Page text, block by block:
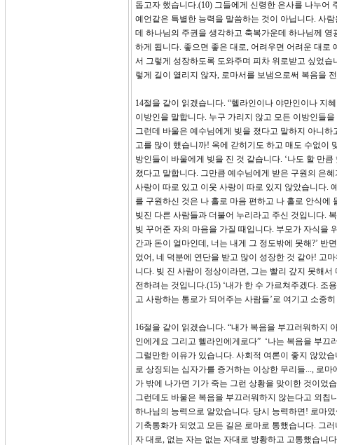
돕고자 했습니다.(10) 그들에게 신령한 은사를 나누어
예언같은 특별한 능력을 말씀하는 것이 아닙니다. 사
데 하나님의 주권을 생각하고 축복가운데 하나님께
하게 됩니다. 좋으면 좋은 대로, 어려우면 어려운 대로
서 그렇게 성장하도록 도와주며 피차 위로받고 싶었
렇게 길이 열리지 않자, 로마서를 보냄으로써 복음을
14절을 같이 읽겠습니다. “헬라인이나 야만인이나 지
이방인을 말합니다. 누구 가리지 않고 모든 이방인들
그런데 바울은 예수님에게 빚을 졌다고 말하지 아니
고를 많이 했습니까! 옥에 갇히기도 하고 매도 수없이
방인들이 바울에게 빚을 진 것 같습니다. ‘나도 할 만
졌다고 말합니다. 그만큼 예수님에게 받은 구원의 은
사랑이 따로 있고 이웃 사랑이 따로 있지 않았습니다.
를 구원하신 것은 나 홀로 마음 편하고 나 홀로 안식
빚진 다른 사람들과 더불어 누리라고 주신 것입니다.
빚 꾸어준 자의 마음을 가질 때입니다. 부모가 자식을
간과 돈이 얼마인데, 너는 내게 그 정도밖에 못해?’ 반
었어, 네 덕분에 연단을 받고 많이 성장한 것 같아! 고
니다. 빚 진 사람이 정상이라면, 그는 빨리 갚지 못해
전하려는 것입니다.(15) ‘내가 한 수 가르쳐주겠다. 조
고 사랑하는 통로가 되어주는 사람들’로 여기고 소중
16절을 같이 읽겠습니다. “내가 복음을 부끄러워하지
인에게요 그리고 헬라인에게로다” ‘나는 복음을 부끄
그럴만한 이유가 있습니다. 사회적 여론이 좋지 않았
로 상징되는 십자가를 증거하는 이상한 무리들..., 로
가 밖에 나가면 기가 죽는 그런 상황을 맞이한 것이었
그런데도 바울은 복음을 부끄러워하지 않는다고 외칩
하나님의 능력으로 알았습니다. 당시 능력하면! 로마
기축통화가 되었고 모든 길은 로마로 통했습니다. 그
자 대로, 없는 자는 없는 자대로 방황하고 고통했습니